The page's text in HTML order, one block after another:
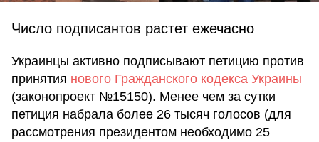
Число подписантов растет ежечасно
Украинцы активно подписывают петицию против
принятия нового Гражданского кодекса Украины
(законопроект №15150). Менее чем за сутки
петиция набрала более 26 тысяч голосов (для
рассмотрения президентом необходимо 25